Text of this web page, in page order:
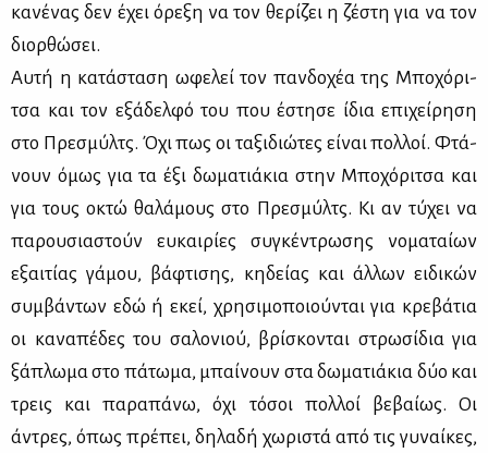
κα­νέ­νας δεν έχει όρε­ξη να τον θε­ρί­ζει η ζέ­στη για να τον
διορ­θώ­σει.
Αυ­τή η κα­τά­στα­ση ωφε­λεί τον παν­δο­χέα της Μπο­χό­ρι­
τσα και τον εξά­δελ­φό του που έστη­σε ίδια επι­χεί­ρη­ση
στο Πρε­σμύλτς. Όχι πως οι τα­ξι­διώ­τες εί­ναι πολ­λοί. Φτά­
νουν όμως για τα έξι δω­μα­τιά­κια στην Μπο­χό­ρι­τσα και
για τους οκτώ θα­λά­μους στο Πρε­σμύλτς. Κι αν τύ­χει να
πα­ρου­σια­στούν ευ­και­ρί­ες συ­γκέ­ντρω­σης νο­μα­ταί­ων
εξαι­τί­ας γά­μου, βά­φτι­σης, κη­δεί­ας και άλ­λων ει­δι­κών
συμ­βά­ντων εδώ ή εκεί, χρη­σι­μο­ποιού­νται για κρε­βά­τια
οι κα­να­πέ­δες του σα­λο­νιού, βρί­σκο­νται στρω­σί­δια για
ξά­πλω­μα στο πά­τω­μα, μπαί­νουν στα δω­μα­τιά­κια δύο και
τρεις και πα­ρα­πά­νω, όχι τό­σοι πολ­λοί βε­βαί­ως. Οι
άντρες, όπως πρέ­πει, δη­λα­δή χω­ρι­στά από τις γυ­ναί­κες,